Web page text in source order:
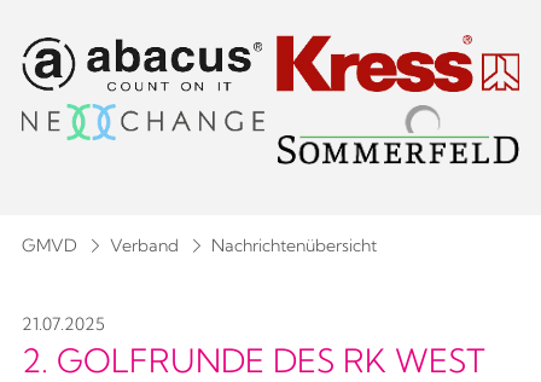
GMVD Verband Nachrichtenübersicht
21.07.2025
2. GOLFRUNDE DES RK WEST